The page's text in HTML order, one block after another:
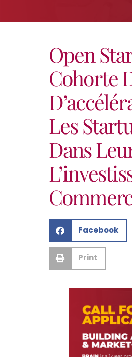
Open
Cohorte
Les
Dans
Facebook
Print